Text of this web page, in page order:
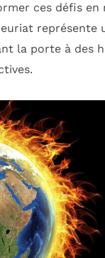
ces défis en
représente
la porte à des